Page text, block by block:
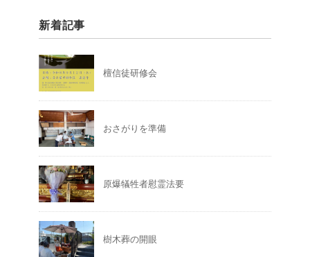
新着記事
檀信徒研修会
おさがりを準備
原爆犠牲者慰霊法要
樹木葬の開眼